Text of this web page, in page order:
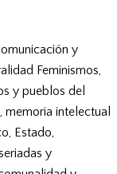
y
Feminismos,
y pueblos del
memoria intelectual
Estado,
y